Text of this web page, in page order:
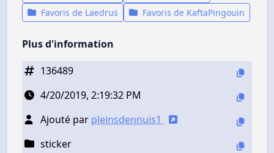
Favoris de Laedrus
Favoris de KaftaPingouin
Plus d'information
136489
4/20/2019, 2:19:32 PM
Ajouté par pleinsdennuis1
sticker